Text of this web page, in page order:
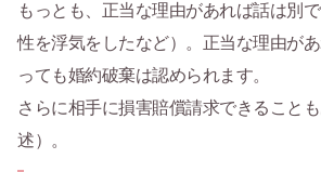
もっとも、正当な理由があれば話は別
性を浮気をしたなど）。正当な理由が
っても婚約破棄は認められます。
さらに相手に損害賠償請求できること
述）。